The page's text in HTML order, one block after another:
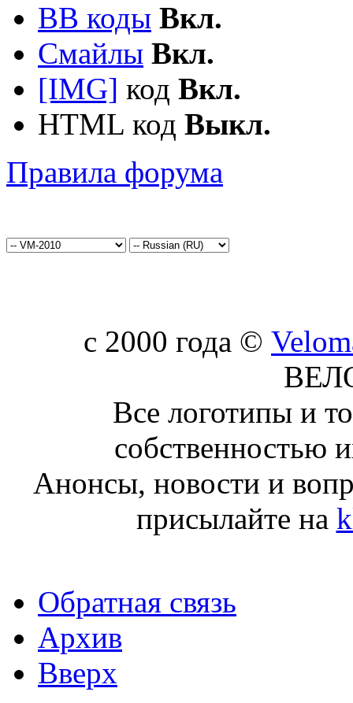
BB коды Вкл.
Смайлы Вкл.
[IMG] код Вкл.
HTML код Выкл.
Правила форума
c 2000 года ©
Все логотипы и
собственностью
Анонсы, новости и
присылайте на
Обратная связь
Архив
Вверх